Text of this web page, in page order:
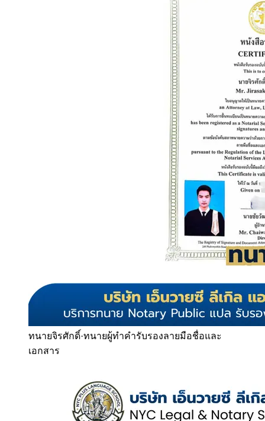
ทนายจิรศักดิ์·ทนายผู้ทำคำรับรองลายมือชื่อและ
เอกสาร